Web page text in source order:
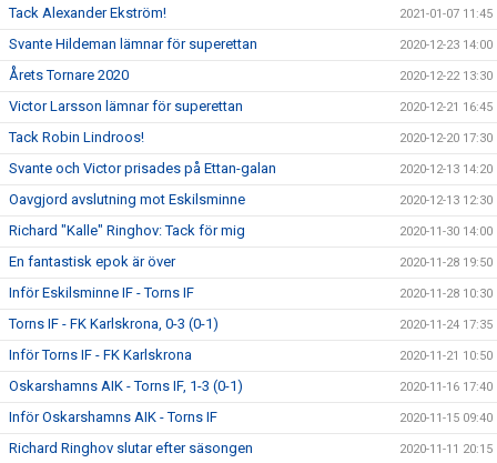
Tack Alexander Ekström! 2021-01-07 11:45
Svante Hildeman lämnar för superettan 2020-12-23 14:00
Årets Tornare 2020 2020-12-22 13:30
Victor Larsson lämnar för superettan 2020-12-21 16:45
Tack Robin Lindroos! 2020-12-20 17:30
Svante och Victor prisades på Ettan-galan 2020-12-13 14:20
Oavgjord avslutning mot Eskilsminne 2020-12-13 12:30
Richard "Kalle" Ringhov: Tack för mig 2020-11-30 14:00
En fantastisk epok är över 2020-11-28 19:50
Inför Eskilsminne IF - Torns IF 2020-11-28 10:30
Torns IF - FK Karlskrona, 0-3 (0-1) 2020-11-24 17:35
Inför Torns IF - FK Karlskrona 2020-11-21 10:50
Oskarshamns AIK - Torns IF, 1-3 (0-1) 2020-11-16 17:40
Inför Oskarshamns AIK - Torns IF 2020-11-15 09:40
Richard Ringhov slutar efter säsongen 2020-11-11 20:15